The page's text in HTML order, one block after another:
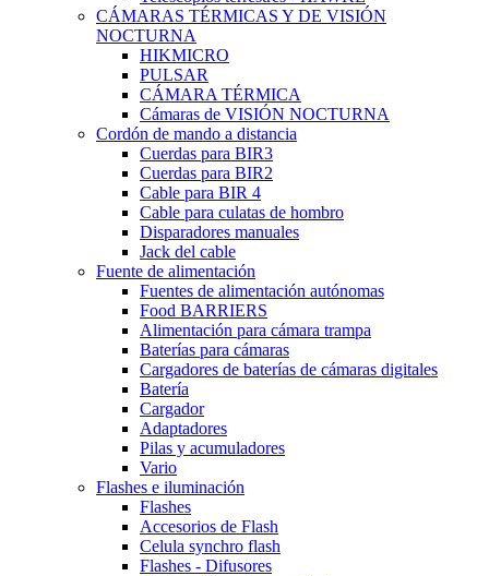
CÁMARAS TÉRMICAS Y DE VISIÓN
NOCTURNA
HIKMICRO
PULSAR
CÁMARA TÉRMICA
Cámaras de VISIÓN NOCTURNA
Cordón de mando a distancia
Cuerdas para BIR3
Cuerdas para BIR2
Cable para BIR 4
Cable para culatas de hombro
Disparadores manuales
Jack del cable
Fuente de alimentación
Fuentes de alimentación autónomas
Food BARRIERS
Alimentación para cámara trampa
Baterías para cámaras
Cargadores de baterías de cámaras digitales
Batería
Cargador
Adaptadores
Pilas y acumuladores
Vario
Flashes e iluminación
Flashes
Accesorios de Flash
Celula synchro flash
Flashes - Difusores